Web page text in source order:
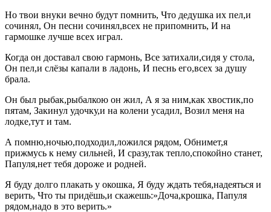
Но твои внуки вечно будут помнить, Что дедушка их пел,и
сочинял, Он песни сочинял,всех не припомнить, И на
гармошке лучше всех играл.
Когда он доставал свою гармонь, Все затихали,сидя у стола,
Он пел,и слёзы капали в ладонь, И песнь его,всех за душу
брала.
Он был рыбак,рыбалкою он жил, А я за ним,как хвостик,по
пятам, Закинул удочку,и на колени усадил, Возил меня на
лодке,тут и там.
А помню,ночью,подходил,ложился рядом, Обнимет,я
прижмусь к нему сильней, И сразу,так тепло,спокойно станет,
Папуля,нет тебя дороже и родней.
Я буду долго плакать у окошка, Я буду ждать тебя,надеяться и
верить, Что ты придёшь,и скажешь:»Доча,крошка, Папуля
рядом,надо в это верить.»